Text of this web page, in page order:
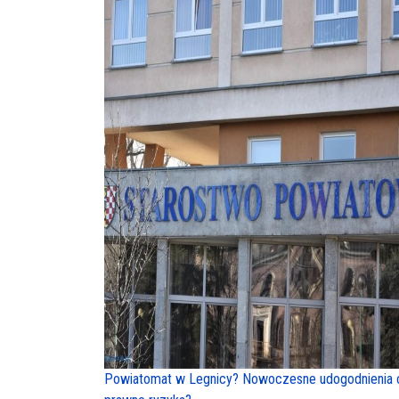
Powiatomat w Legnicy? Nowoczesne udogodnienia